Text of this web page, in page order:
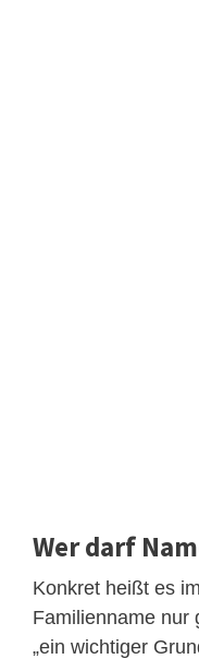
Wer darf
Konkret heißt es
Familienname nur
„ein wichtiger